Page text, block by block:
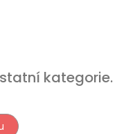
kategorie.